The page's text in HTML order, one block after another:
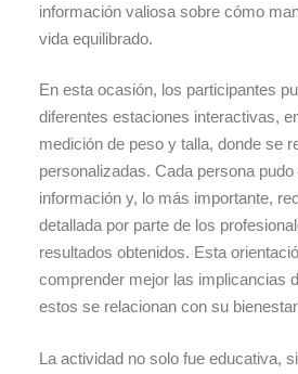
información valiosa sobre cómo
vida equilibrado.
En esta ocasión, los participantes
diferentes estaciones interactivas,
medición de peso y talla, donde se
personalizadas. Cada persona
información y, lo más importante,
detallada por parte de los
resultados obtenidos. Esta
comprender mejor las implicancias
estos se relacionan con su
La actividad no solo fue educativa,